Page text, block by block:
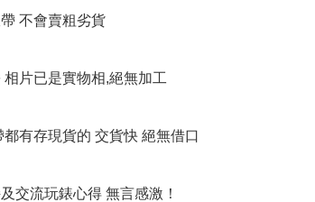
不會賣粗劣貨
片已是實物相,絕無加工
有存現貨的 交貨快 絕無借口
交流玩錶心得 無言感激！